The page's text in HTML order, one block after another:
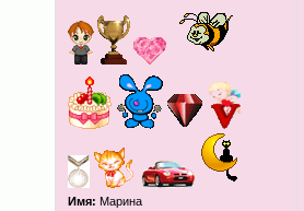
Имя: Марина